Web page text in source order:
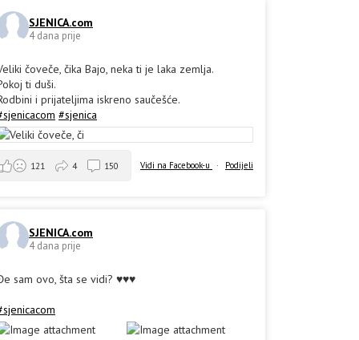
SJENICA.com
4 dana prije
čoveče, čika Bajo, neka ti je laka zemlja.
ti duši.
i prijateljima iskreno saučešće.
#sjenica
Vidi na Facebook-u · Podijeli
121 4 150
SJENICA.com
4 dana prije
sam ovo, šta se vidi? ♥️♥️♥️